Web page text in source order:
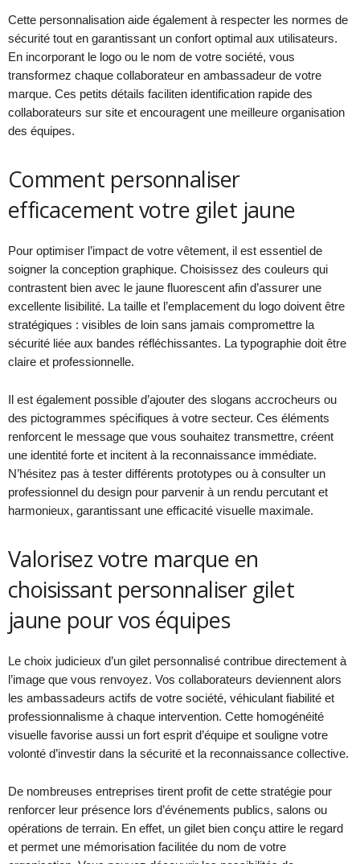
Cette personnalisation aide également à respecter les normes de
sécurité tout en garantissant un confort optimal aux utilisateurs.
En incorporant le logo ou le nom de votre société, vous
transformez chaque collaborateur en ambassadeur de votre
marque. Ces petits détails faciliten identification rapide des
collaborateurs sur site et encouragent une meilleure organisation
des équipes.
Comment personnaliser
efficacement votre gilet jaune
Pour optimiser l’impact de votre vêtement, il est essentiel de
soigner la conception graphique. Choisissez des couleurs qui
contrastent bien avec le jaune fluorescent afin d’assurer une
excellente lisibilité. La taille et l’emplacement du logo doivent être
stratégiques : visibles de loin sans jamais compromettre la
sécurité liée aux bandes réfléchissantes. La typographie doit être
claire et professionnelle.
Il est également possible d’ajouter des slogans accrocheurs ou
des pictogrammes spécifiques à votre secteur. Ces éléments
renforcent le message que vous souhaitez transmettre, créent
une identité forte et incitent à la reconnaissance immédiate.
N’hésitez pas à tester différents prototypes ou à consulter un
professionnel du design pour parvenir à un rendu percutant et
harmonieux, garantissant une efficacité visuelle maximale.
Valorisez votre marque en
choisissant personnaliser gilet
jaune pour vos équipes
Le choix judicieux d’un gilet personnalisé contribue directement à
l’image que vous renvoyez. Vos collaborateurs deviennent alors
les ambassadeurs actifs de votre société, véhiculant fiabilité et
professionnalisme à chaque intervention. Cette homogénéité
visuelle favorise aussi un fort esprit d’équipe et souligne votre
volonté d’investir dans la sécurité et la reconnaissance collective.
De nombreuses entreprises tirent profit de cette stratégie pour
renforcer leur présence lors d’événements publics, salons ou
opérations de terrain. En effet, un gilet bien conçu attire le regard
et permet une mémorisation facilitée du nom de votre